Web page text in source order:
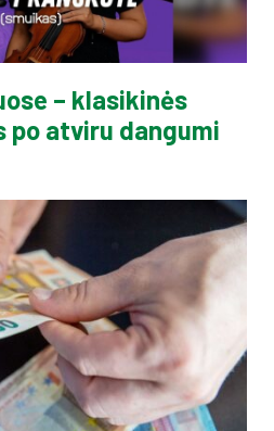
– klasikinės
po atviru dangumi